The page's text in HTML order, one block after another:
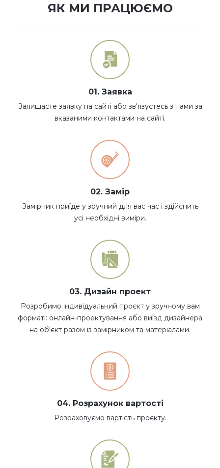
ЯК МИ ПРАЦЮЄМО
01. Заявка
Залишаєте заявку на сайті або зв'язуєтесь з нами за
вказаними контактами на сайті.
02. Замір
Замірник приїде у зручний для вас час і здійснить
усі необхідні виміри.
03. Дизайн проект
Розробимо індивідуальний проєкт у зручному вам
форматі: онлайн-проектування або виїзд дизайнера
на об'єкт разом із замірником та матеріалами.
04. Розрахунок вартості
Розраховуємо вартість проєкту.